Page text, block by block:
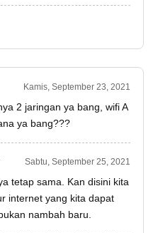
Kamis, September 23, 2021
2 jaringan ya bang, wifi A
ya bang???
Sabtu, September 25, 2021
tetap sama. Kan disini kita
internet yang kita dapat
nambah baru.